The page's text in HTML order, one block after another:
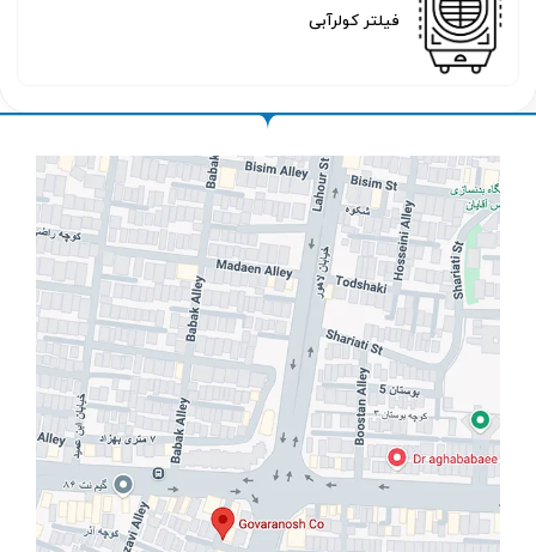
فیلتر کولرآبی